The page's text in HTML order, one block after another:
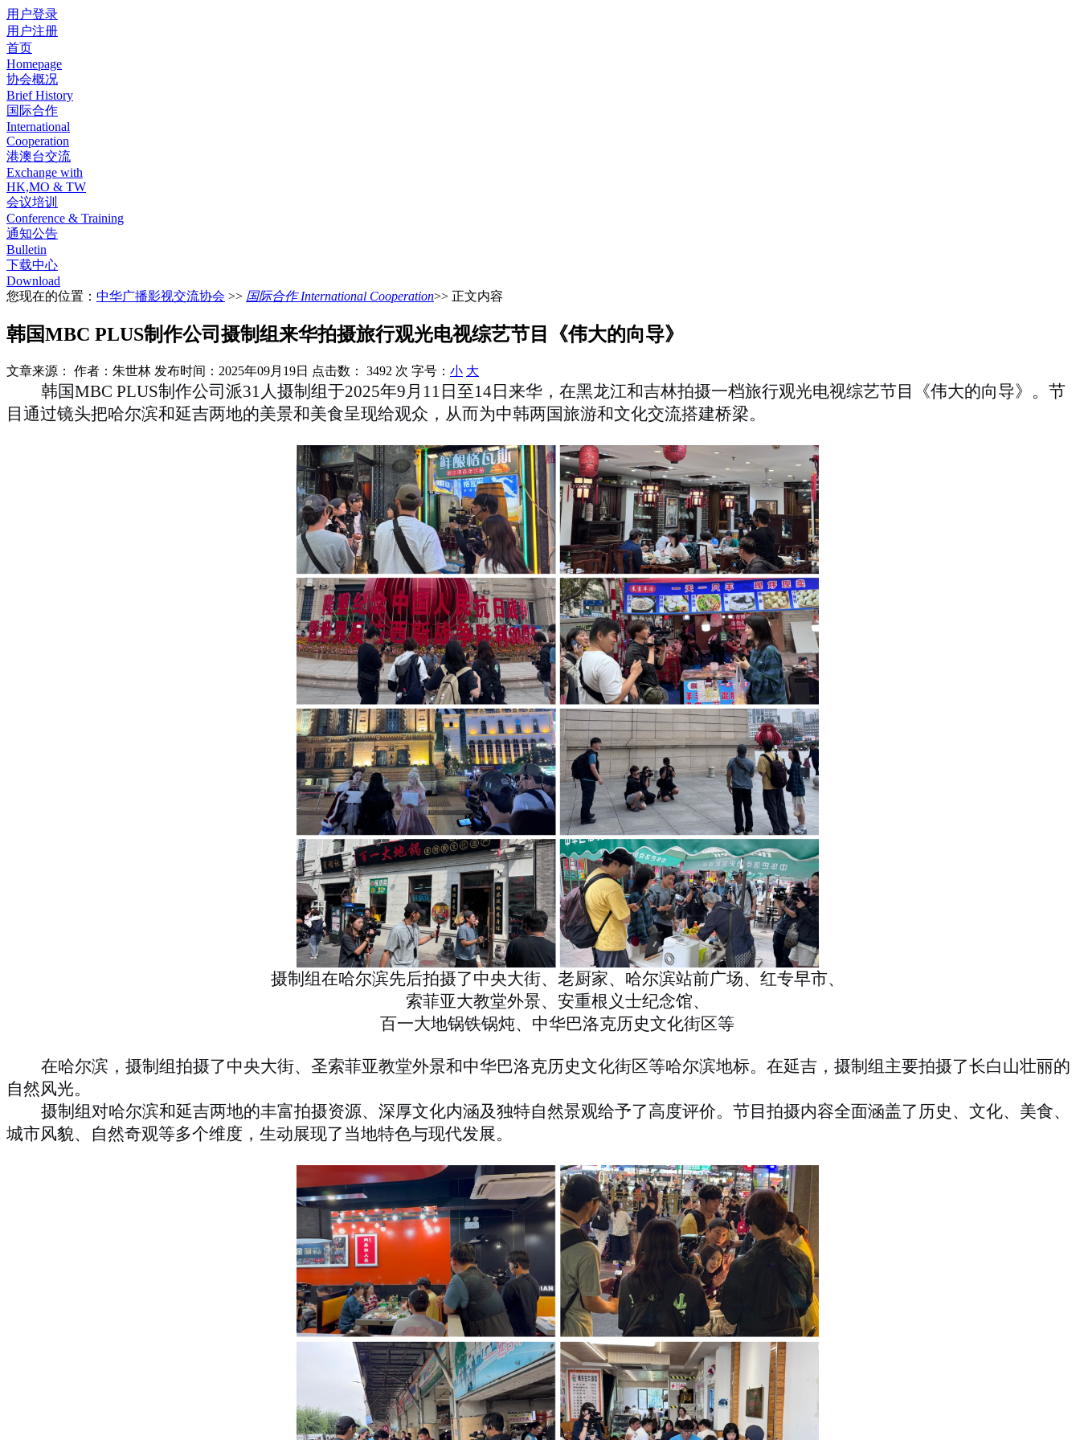
用户登录
用户注册
首页
Homepage
协会概况
Brief History
国际合作
International
Cooperation
港澳台交流
Exchange with
HK,MO & TW
会议培训
Conference & Training
通知公告
Bulletin
下载中心
Download
您现在的位置： 中华广播影视交流协会 >> 国际合作 International Cooperation>> 正文内容
韩国MBC PLUS制作公司摄制组来华拍摄旅行观光电视综艺节目《伟大的向导》
文章来源： 作者：朱世林 发布时间：2025年09月19日 点击数： 3492 次 字号： 小 大
韩国MBC PLUS制作公司派31人摄制组于2025年9月11日至14日来华，在黑龙江和吉林拍摄一档旅行观光电视综艺节目《伟大的向导》。节
目通过镜头把哈尔滨和延吉两地的美景和美食呈现给观众，从而为中韩两国旅游和文化交流搭建桥梁。
摄制组在哈尔滨先后拍摄了中央大街、老厨家、哈尔滨站前广场、红专早市、
索菲亚大教堂外景、安重根义士纪念馆、
百一大地锅铁锅炖、中华巴洛克历史文化街区等
在哈尔滨 ，摄制组拍摄了中央大街、 圣索菲亚教堂外景和中华巴洛克历史文化街区等哈尔滨地标。在延吉，摄制组主要拍摄了长白山壮丽的
自然风光。
摄制组对哈尔滨和延吉两地的丰富拍摄资源、深厚文化内涵及独特自然景观给予了高度评价。节目拍摄内容全面涵盖了历史、文化、美食、
城市风貌、自然奇观等多个维度，生动展现了当地特色与现代发展。